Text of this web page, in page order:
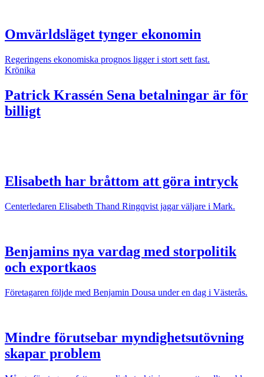
Omvärldsläget tynger ekonomin
Regeringens ekonomiska prognos ligger i stort sett fast.
Krönika
Patrick Krassén Sena betalningar är för
billigt
Elisabeth har bråttom att göra intryck
Centerledaren Elisabeth Thand Ringqvist jagar väljare i Mark.
Benjamins nya vardag med storpolitik
och exportkaos
Företagaren följde med Benjamin Dousa under en dag i Västerås.
Mindre förutsebar myndighetsutövning
skapar problem